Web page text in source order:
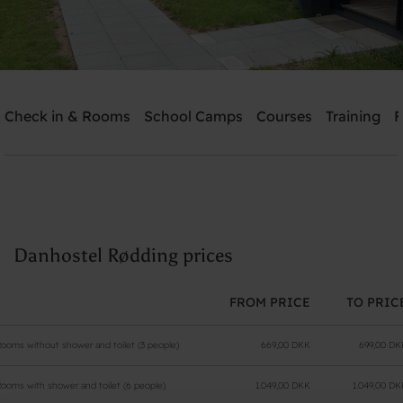
Need help? Ring:+45 7384 5400
Check in & Rooms School Camps Courses Training
Danhostel Rødding prices
FROM PRICE TO
without shower and toilet (3 people) 669,00 DKK 699,00
with shower and toilet (6 people) 1.049,00 DKK 1.049,00